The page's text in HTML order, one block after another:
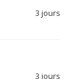
3 jours
3 jours